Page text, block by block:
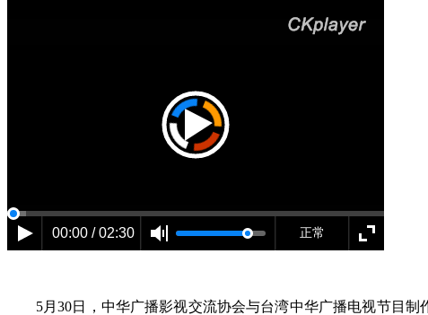
00:00 / 02:30 正常
5月30日，中华广播影视交流协会与台湾中华广播电视节目